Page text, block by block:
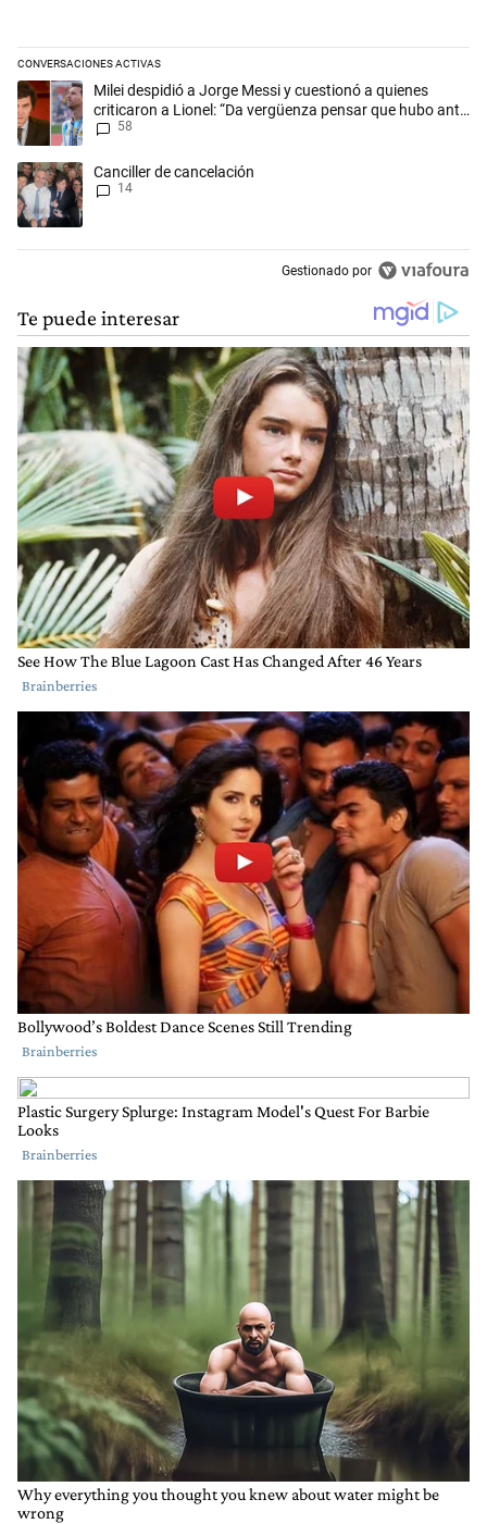
CONVERSACIONES ACTIVAS
Este listado muestra los artículos con más comentarios en los
Un artículo de tendencia con el título "Milei despidió a Jorge Messi y
Milei despidió a Jorge Messi y cuestionó a quienes
criticaron a Lionel: “Da vergüenza pensar que hubo anti-
Messi”
58
Un artículo de tendencia con el título "Canciller de cancelación" con
Canciller de cancelación
14
Gestionado por